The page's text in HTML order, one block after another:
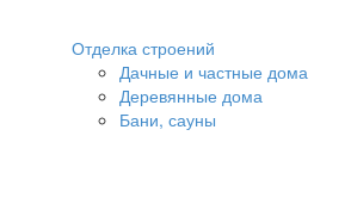
Отделка строений
Дачные и частные дома
Деревянные дома
Бани, сауны